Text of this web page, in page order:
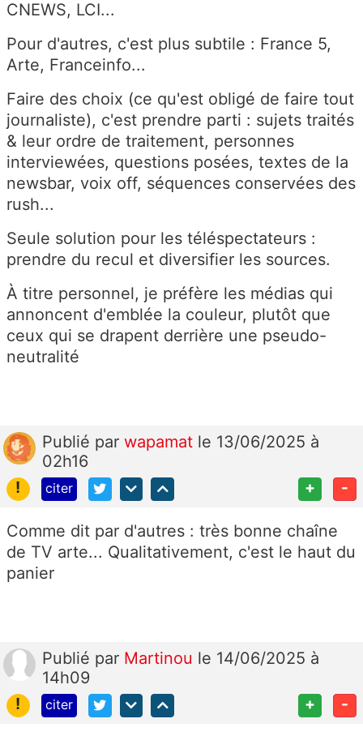
CNEWS, LCI...
Pour d'autres, c'est plus subtile : France 5,
Arte, Franceinfo...
Faire des choix (ce qu'est obligé de faire tout
journaliste), c'est prendre parti : sujets traités
& leur ordre de traitement, personnes
interviewées, questions posées, textes de la
newsbar, voix off, séquences conservées des
rush...
Seule solution pour les téléspectateurs :
prendre du recul et diversifier les sources.
À titre personnel, je préfère les médias qui
annoncent d'emblée la couleur, plutôt que
ceux qui se drapent derrière une pseudo-
neutralité
Publié par wapamat le 13/06/2025 à
02h16
!
citer + -
Comme dit par d'autres : très bonne chaîne
de TV arte... Qualitativement, c'est le haut du
panier
Publié par Martinou le 14/06/2025 à
14h09
!
citer + -